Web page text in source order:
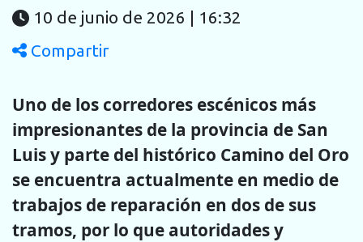
10 de junio de 2026 | 16:32
Compartir
Uno de los corredores escénicos más
impresionantes de la provincia de San
Luis y parte del histórico Camino del Oro
se encuentra actualmente en medio de
trabajos de reparación en dos de sus
tramos, por lo que autoridades y